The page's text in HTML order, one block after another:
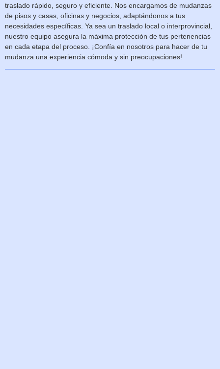
traslado rápido, seguro y eficiente. Nos encargamos de mudanzas
de pisos y casas, oficinas y negocios, adaptándonos a tus
necesidades específicas. Ya sea un traslado local o interprovincial,
nuestro equipo asegura la máxima protección de tus pertenencias
en cada etapa del proceso. ¡Confía en nosotros para hacer de tu
mudanza una experiencia cómoda y sin preocupaciones!